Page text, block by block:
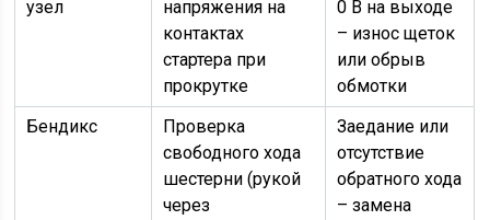
узел
напряжения на
контактах
стартера при
прокрутке
0 В на выходе
– износ щеток
или обрыв
обмотки
Бендикс
Проверка
свободного хода
шестерни (рукой
через
Заедание или
отсутствие
обратного хода
– замена